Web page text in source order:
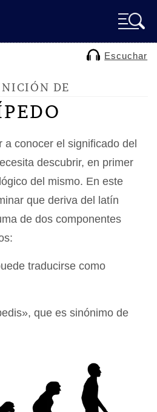
Escuchar
DE
a conocer el significado del
descubrir, en primer
del mismo. En este
que deriva del latín
de dos componentes
traducirse como
que es sinónimo de